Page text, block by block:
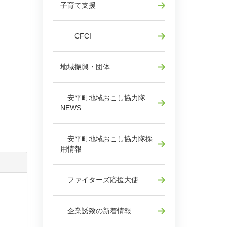
子育て支援
CFCI
地域振興・団体
安平町地域おこし協力隊
NEWS
安平町地域おこし協力隊採
用情報
ファイターズ応援大使
企業誘致の新着情報